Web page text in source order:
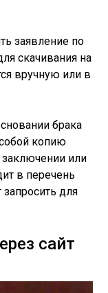
заявление по
скачивания на
вручную или в
брака
копию
заключении или
в перечень
для
сайт